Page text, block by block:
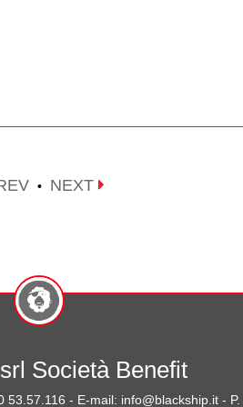
• NEXT
srl Società Benefit
- E-mail: info@blackship.it -